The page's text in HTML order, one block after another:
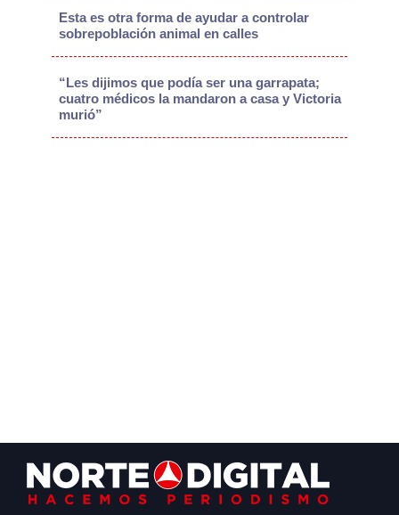
Esta es otra forma de ayudar a controlar
sobrepoblación animal en calles
“Les dijimos que podía ser una garrapata;
cuatro médicos la mandaron a casa y Victoria
murió”
Footer